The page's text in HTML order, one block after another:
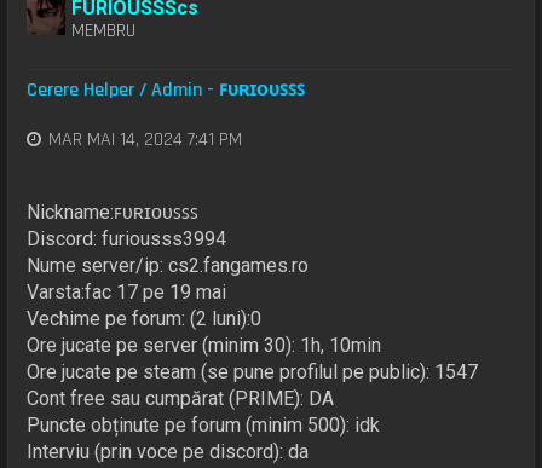
FURIOUSSScs
MEMBRU
Cerere Helper / Admin - ꜰᴜʀɪᴏᴜꜱꜱꜱ
MAR MAI 14, 2024 7:41 PM
Nickname:ꜰᴜʀɪᴏᴜꜱꜱꜱ
Discord: furiousss3994
Nume server/ip: cs2.fangames.ro
Varsta:fac 17 pe 19 mai
Vechime pe forum: (2 luni):0
Ore jucate pe server (minim 30): 1h, 10min
Ore jucate pe steam (se pune profilul pe public): 1547
Cont free sau cumpărat (PRIME): DA
Puncte obținute pe forum (minim 500): idk
Interviu (prin voce pe discord): da